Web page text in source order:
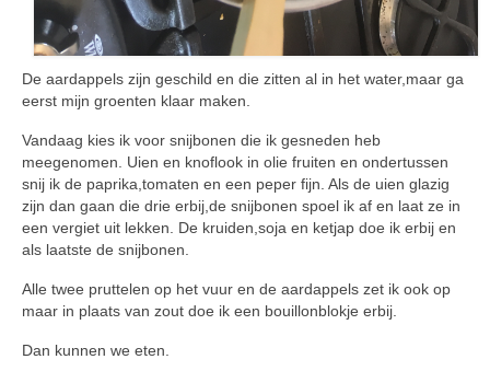
De aardappels zijn geschild en die zitten al in het water,maar ga
eerst mijn groenten klaar maken.
Vandaag kies ik voor snijbonen die ik gesneden heb
meegenomen. Uien en knoflook in olie fruiten en ondertussen
snij ik de paprika,tomaten en een peper fijn. Als de uien glazig
zijn dan gaan die drie erbij,de snijbonen spoel ik af en laat ze in
een vergiet uit lekken. De kruiden,soja en ketjap doe ik erbij en
als laatste de snijbonen.
Alle twee pruttelen op het vuur en de aardappels zet ik ook op
maar in plaats van zout doe ik een bouillonblokje erbij.
Dan kunnen we eten.